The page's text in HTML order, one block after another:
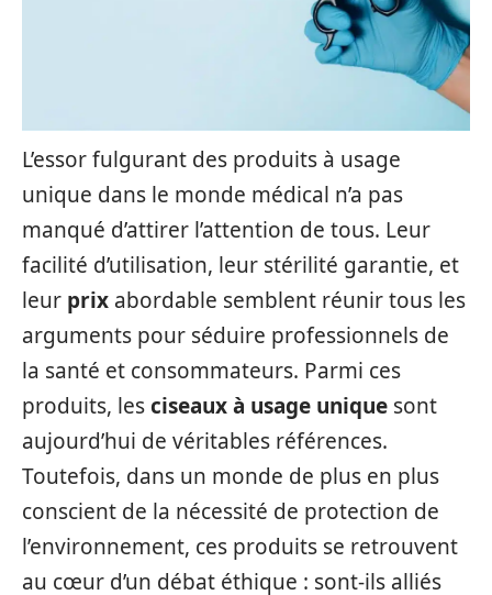
L’essor fulgurant des produits à usage
unique dans le monde médical n’a pas
manqué d’attirer l’attention de tous. Leur
facilité d’utilisation, leur stérilité garantie, et
leur prix abordable semblent réunir tous les
arguments pour séduire professionnels de
la santé et consommateurs. Parmi ces
produits, lesciseaux à usage unique sont
aujourd’hui de véritables références.
Toutefois, dans un monde de plus en plus
conscient de la nécessité de protection de
l’environnement, ces produits se retrouvent
au cœur d’un débat éthique : sont-ils alliés